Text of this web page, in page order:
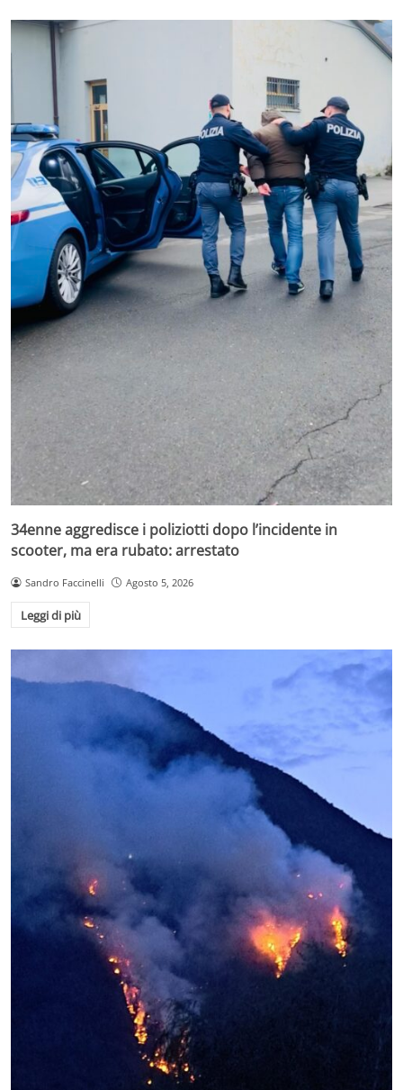
34enne aggredisce i poliziotti dopo l’incidente in
scooter, ma era rubato: arrestato
Sandro Faccinelli Agosto 5, 2026
Leggi di più